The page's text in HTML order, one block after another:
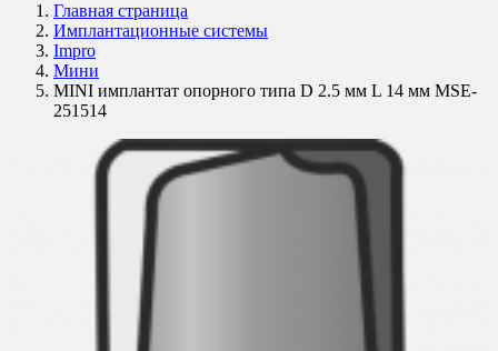
Главная страница
Имплантационные системы
Impro
Мини
MINI имплантат опорного типа D 2.5 мм L 14 мм MSE-
251514